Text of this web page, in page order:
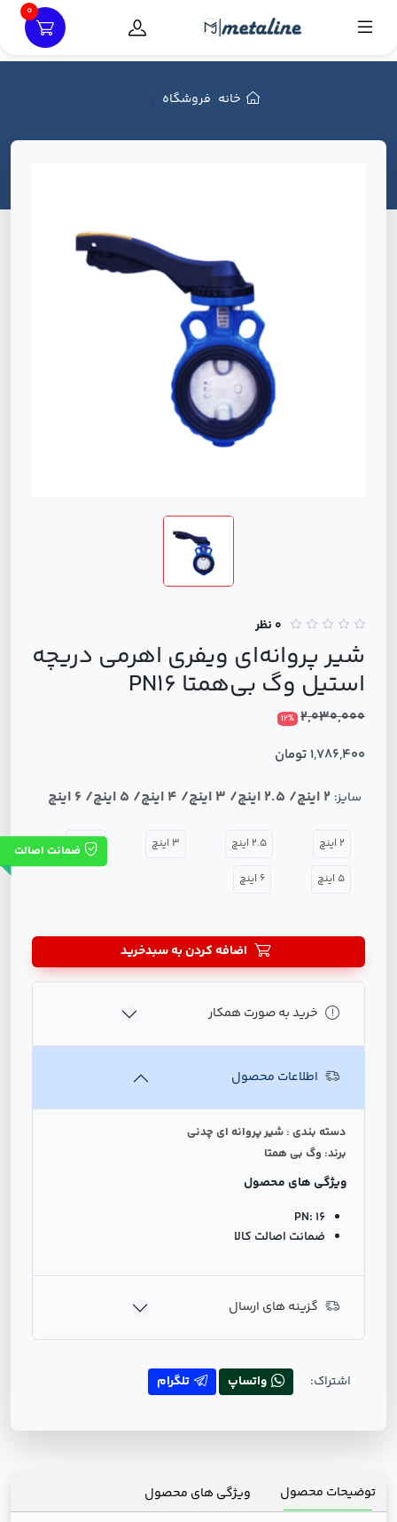
0
خانه فروشگاه
0 نظر
شیر پروانه‌ای ویفری اهرمی دریچه
استیل وگ بی‌همتا PN16
2,030,000
12%
1,786,400 تومان
سایز: 2 اینچ/ 2.5 اینچ/ 3 اینچ/ 4 اینچ/ 5 اینچ/ 6 اینچ
2 اینچ 2.5 اینچ 3 اینچ 4 اینچ
5 اینچ 6 اینچ
ضمانت اصالت
اضافه کردن به سبدخرید
خرید به صورت همکار
اطلاعات محصول
دسته بندی : شیر پروانه ای چدنی
برند: وگ بی همتا
ویژگی های محصول
PN: 16
ضمانت اصالت کالا
گزینه های ارسال
اشتراک: واتساپ تلگرام
توضیحات محصول ویژگی های محصول